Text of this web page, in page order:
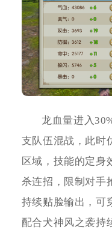
龙血量进入
支队伍混战，此时
区域，技能的定身
杀连招，限制对手
持续贴脸输出，可
配合犬神风之袭持